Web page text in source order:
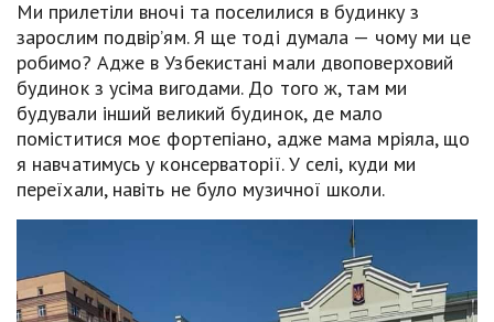
Ми прилетіли вночі та поселилися в будинку з
зарослим подвір’ям. Я ще тоді думала — чому ми це
робимо? Адже в Узбекистані мали двоповерховий
будинок з усіма вигодами. До того ж, там ми
будували інший великий будинок, де мало
поміститися моє фортепіано, адже мама мріяла, що
я навчатимусь у консерваторії. У селі, куди ми
переїхали, навіть не було музичної школи.